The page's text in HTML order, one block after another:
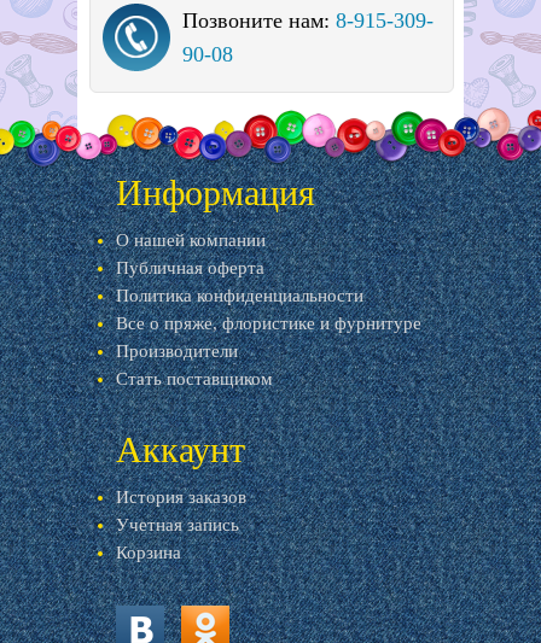
Позвоните нам: 8-915-309-
90-08
Информация
О нашей компании
Публичная оферта
Политика конфиденциальности
Все о пряже, флористике и фурнитуре
Производители
Стать поставщиком
Аккаунт
История заказов
Учетная запись
Корзина